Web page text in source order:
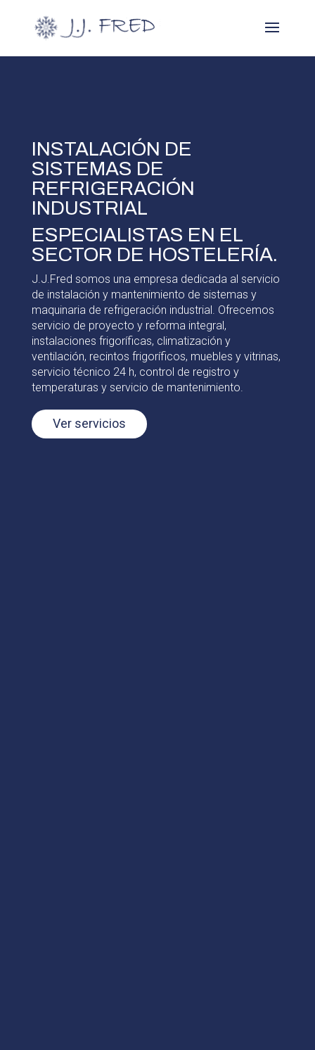
INSTALACIÓN DE
SISTEMAS DE
REFRIGERACIÓN
INDUSTRIAL
ESPECIALISTAS EN EL
SECTOR DE HOSTELERÍA.
J.J.Fred somos una empresa dedicada al servicio
de instalación y mantenimiento de sistemas y
maquinaria de refrigeración industrial. Ofrecemos
servicio de proyecto y reforma integral,
instalaciones frigoríficas, climatización y
ventilación, recintos frigoríficos, muebles y vitrinas,
servicio técnico 24 h, control de registro y
temperaturas y servicio de mantenimiento.
Ver servicios